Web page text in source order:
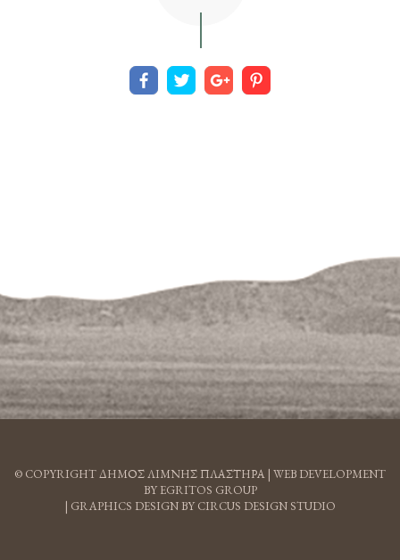
© COPYRIGHT ΔΗΜΟΣ ΛΙΜΝΗΣ ΠΛΑΣΤΗΡΑ | WEB DEVELOPMENT
BY EGRITOS GROUP
| GRAPHICS DESIGN BY CIRCUS DESIGN STUDIO